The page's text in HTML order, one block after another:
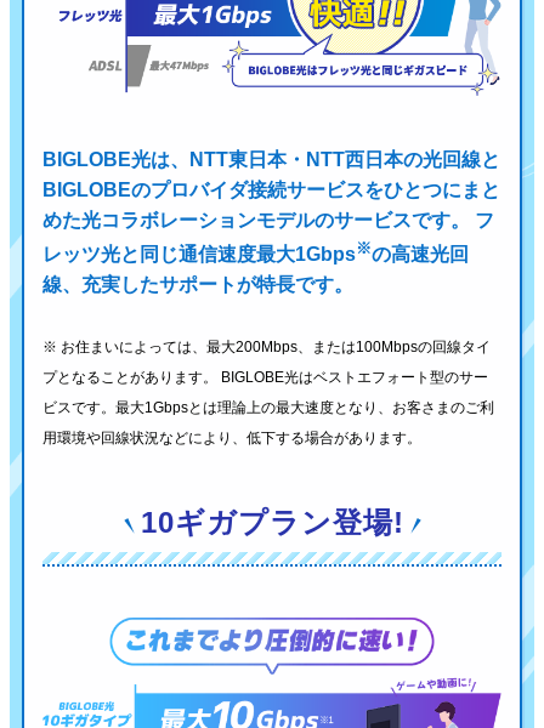
BIGLOBE光は、NTT東日本・NTT西日本の光回線と
BIGLOBEのプロバイダ接続サービスをひとつにまと
めた光コラボレーションモデルのサービスです。
フ
レッツ光と同じ通信速度最大1Gbps※の高速光回
線、充実したサポートが特長です。
※ お住まいによっては、最大200Mbps、または100Mbpsの回線タイ
プとなることがあります。
BIGLOBE光はベストエフォート型のサー
ビスです。最大1Gbpsとは理論上の最大速度となり、 お客さまのご利
用環境や回線状況などにより、低下する場合があります。
10ギガプラン登場!